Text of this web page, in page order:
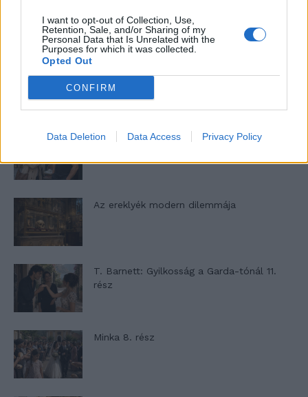
I want to opt-out of Collection, Use,
Retention, Sale, and/or Sharing of my
Personal Data that Is Unrelated with the
Purposes for which it was collected.
Opted Out
CONFIRM
Data Deletion Data Access Privacy Policy
nyílik – Villa...
várakozást – Ha egy...
Panna és a szép szerelmek mítosza 2.
Az ereklyék modern dilemmája
T. Barnett: Gyilkosság a Garda-tónál 11.
rész
Minka 8. rész